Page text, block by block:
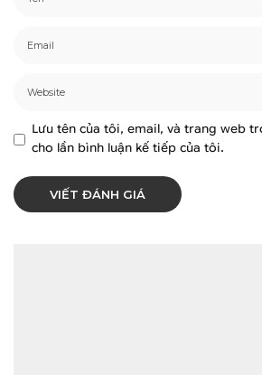
Lưu tên của tôi, email, và trang web
cho lần bình luận kế tiếp của tôi.